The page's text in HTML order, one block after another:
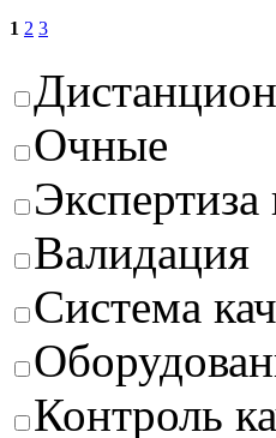
1 2 3
Очные
Экспертиза
Валидация
Система
Контроль